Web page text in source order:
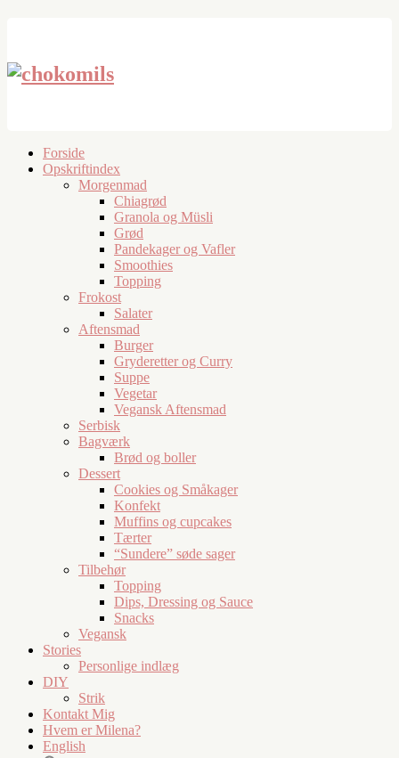
Forside
Opskriftindex
Morgenmad
Chiagrød
Granola og Müsli
Grød
Pandekager og Vafler
Smoothies
Topping
Frokost
Salater
Aftensmad
Burger
Gryderetter og Curry
Suppe
Vegetar
Vegansk Aftensmad
Serbisk
Bagværk
Brød og boller
Dessert
Cookies og Småkager
Konfekt
Muffins og cupcakes
Tærter
“Sundere” søde sager
Tilbehør
Topping
Dips, Dressing og Sauce
Snacks
Vegansk
Stories
Personlige indlæg
DIY
Strik
Kontakt Mig
Hvem er Milena?
English